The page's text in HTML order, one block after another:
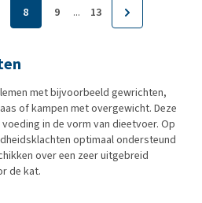
8 9 ... 13
met bijvoorbeeld gewrichten,
of kampen met overgewicht. Deze
in de vorm van dieetvoer. Op
optimaal ondersteund
over een zeer uitgebreid
de kat.